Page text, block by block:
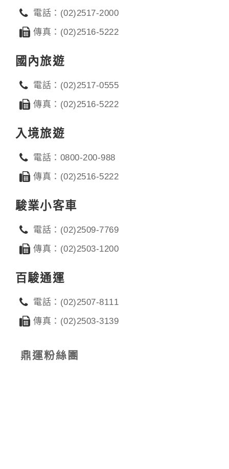
電話：(02)2517-2000
傳真：(02)2516-5222
國內旅遊
電話：(02)2517-0555
傳真：(02)2516-5222
入境旅遊
電話：0800-200-988
傳真：(02)2516-5222
駿業小客車
電話：(02)2509-7769
傳真：(02)2503-1200
百駿通運
電話：(02)2507-8111
傳真：(02)2503-3139
鼎運粉絲團